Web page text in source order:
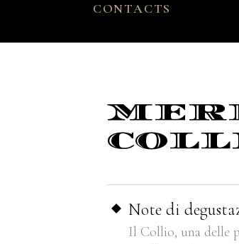
CONTACTS
Note di
Il Collio, una delle